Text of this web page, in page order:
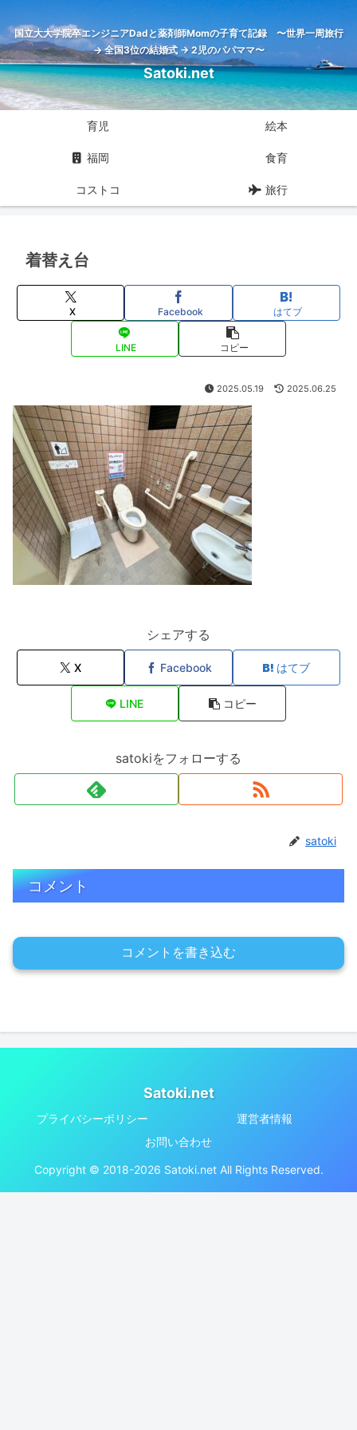
国立大大学院卒エンジニアDadと薬剤師Momの子育て記録 〜世界一周旅行
→ 全国3位の結婚式 → 2児のパパママ〜
Satoki.net
育児 絵本
福岡 食育
コストコ 旅行
着替え台
X Facebook はてブ
LINE コピー
2025.05.19 2025.06.25
シェアする
X Facebook はてブ
LINE コピー
satokiをフォローする
satoki
コメント
コメントを書き込む
Satoki.net
プライバシーポリシー
運営者情報
お問い合わせ
Copyright © 2018-2026 Satoki.net All Rights Reserved.